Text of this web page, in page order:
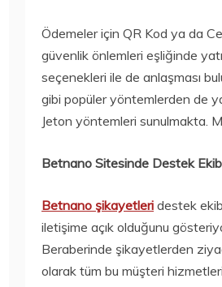
Ödemeler için QR Kod ya da
güvenlik önlemleri eşliğinde
seçenekleri ile de anlaşması
gibi popüler yöntemlerden de
Jeton yöntemleri sunulmakta.
Betnano Sitesinde Destek
Betnano şikayetleri destek
iletişime açık olduğunu
Beraberinde şikayetlerden
olarak tüm bu müşteri